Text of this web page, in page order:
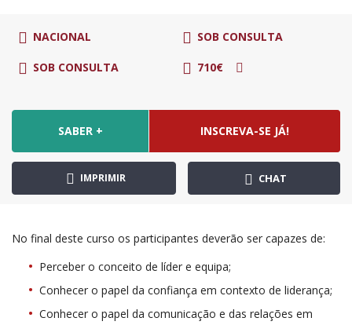
NACIONAL SOB CONSULTA
SOB CONSULTA 710€
SABER + INSCREVA-SE JÁ!
IMPRIMIR CHAT
No final deste curso os participantes deverão ser capazes de:
Perceber o conceito de líder e equipa;
Conhecer o papel da confiança em contexto de liderança;
Conhecer o papel da comunicação e das relações em